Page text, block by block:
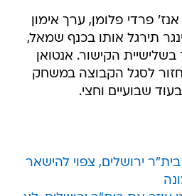
פרדי פלומן, ערך אימון
תירגל אותו בכנף שמאל,
הקישור. אנטואן
לסגל הקבוצה במשחק
שבועיים וחצי.
ירושלים, צפוי להישאר